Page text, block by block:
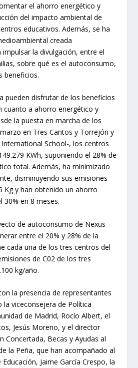
el ahorro energético y
del impacto ambiental de
educativos. Además, se ha
creada
la divulgación, entre el
sobre qué es el autoconsumo,
beneficios.
pueden disfrutar de los beneficios
cuanto a ahorro energético y
la puesta en marcha de los
en Tres Cantos y Torrejón y
School-, los centros
KWh, suponiendo el 28% de
total. Además, ha minimizado
disminuyendo sus emisiones
Kg y han obtenido un ahorro
30% en 8 meses.
de autoconsumo de Nexus
entre el 20% y 28% de la
cada una de los tres centros del
de C02 de los tres
kg/año.
la presencia de representantes
viceconsejera de Política
de Madrid, Rocío Albert, el
Jesús Moreno, y el director
Concertada, Becas y Ayudas al
la Peña, que han acompañado al
Jaime García Crespo, la